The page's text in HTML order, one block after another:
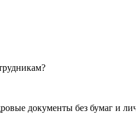
документы без бумаг и